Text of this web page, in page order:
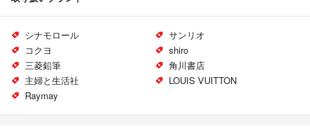
シナモロール
サンリオ
コクヨ
shiro
三菱鉛筆
角川書店
主婦と生活社
LOUIS VUITTON
Raymay